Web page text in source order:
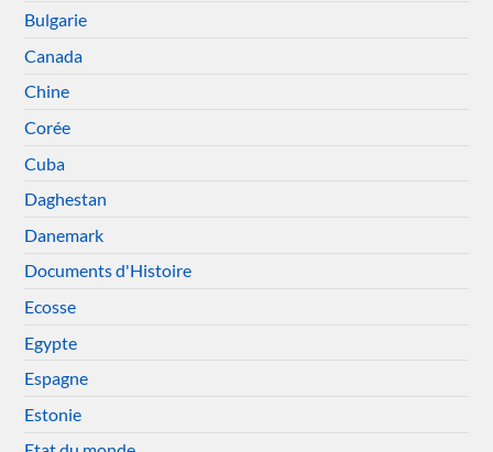
Bulgarie
Canada
Chine
Corée
Cuba
Daghestan
Danemark
Documents d'Histoire
Ecosse
Egypte
Espagne
Estonie